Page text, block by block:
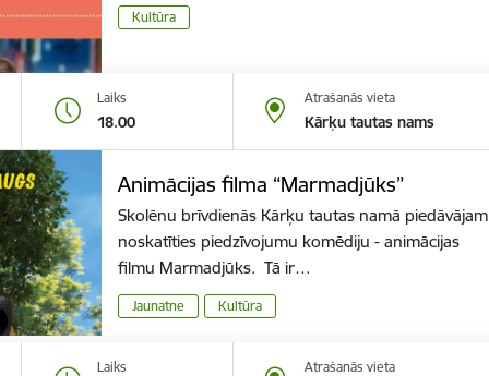
Kultūra
Laiks
18.00
Atrašanās vieta
Kārķu tautas nams
Animācijas filma “Marmadjūks”
Skolēnu brīvdienās Kārķu tautas namā piedāvājam
noskatīties piedzīvojumu komēdiju - animācijas
filmu Marmadjūks. Tā ir…
Jaunatne Kultūra
Laiks Atrašanās vieta